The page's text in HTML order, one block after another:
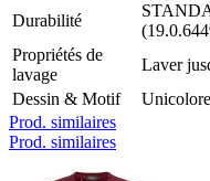
Durabilité
Propriétés de
lavage
Laver
Dessin & Motif
Unicolore
Prod. similaires
Prod. similaires